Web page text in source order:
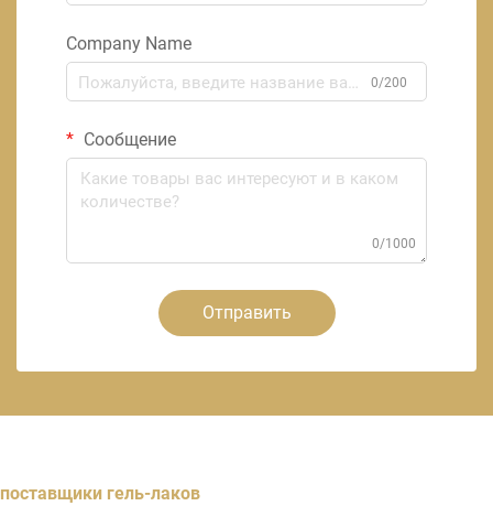
Company Name
0/200
Сообщение
0/1000
Отправить
поставщики гель-лаков